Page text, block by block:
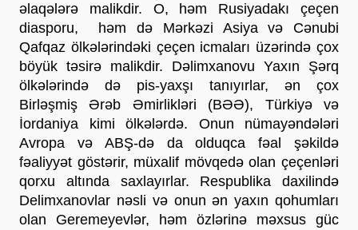
əlaqələrə malikdir. O, həm Rusiyadakı çeçen
diasporu,  həm də Mərkəzi Asiya və Cənubi
Qafqaz ölkələrindəki çeçen icmaları üzərində çox
böyük təsirə malikdir. Dəlimxanovu Yaxın Şərq
ölkələrində də pis-yaxşı tanıyırlar, ən çox
Birləşmiş Ərəb Əmirlikləri (BƏƏ), Türkiyə və
İordaniya kimi ölkələrdə. Onun nümayəndələri
Avropa və ABŞ-də da olduqca fəal şəkildə
fəaliyyət göstərir, müxalif mövqedə olan çeçenləri
qorxu altında saxlayırlar. Respublika daxilində
Delimxanovlar nəsli və onun ən yaxın qohumları
olan Geremeyevlər, həm özlərinə məxsus güc